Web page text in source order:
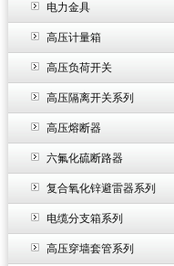
电力金具
高压计量箱
高压负荷开关
高压隔离开关系列
高压熔断器
六氟化硫断路器
复合氧化锌避雷器系列
电缆分支箱系列
高压穿墙套管系列